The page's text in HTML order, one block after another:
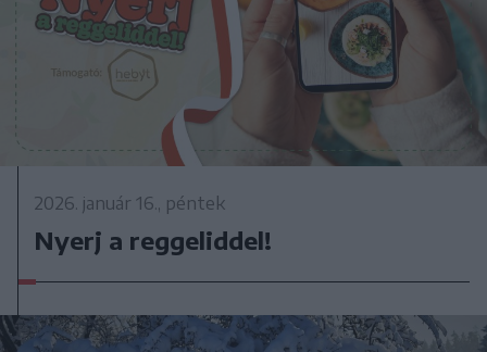
2026. január 16., péntek
Nyerj a reggeliddel!